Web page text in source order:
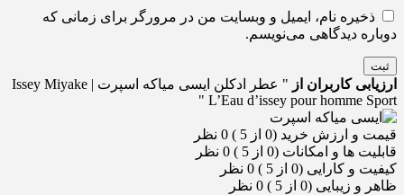
ذخیره نام، ایمیل و وبسایت من در مرورگر برای زمانی که
دوباره دیدگاهی می‌نویسم.
ثبت
ارزیابی کاربران از
" عطر ادکلن ایسی میاکه اسپرت | Issey Miyake
L’Eau d’issey pour homme Sport "
قیمت و ارزش خرید (0 از 5 )
0 نظر
قابلیت ها و امکانات (0 از 5 )
0 نظر
کیفیت و کارایی (0 از 5 )
0 نظر
ظاهر و زیبایی (0 از 5 )
0 نظر